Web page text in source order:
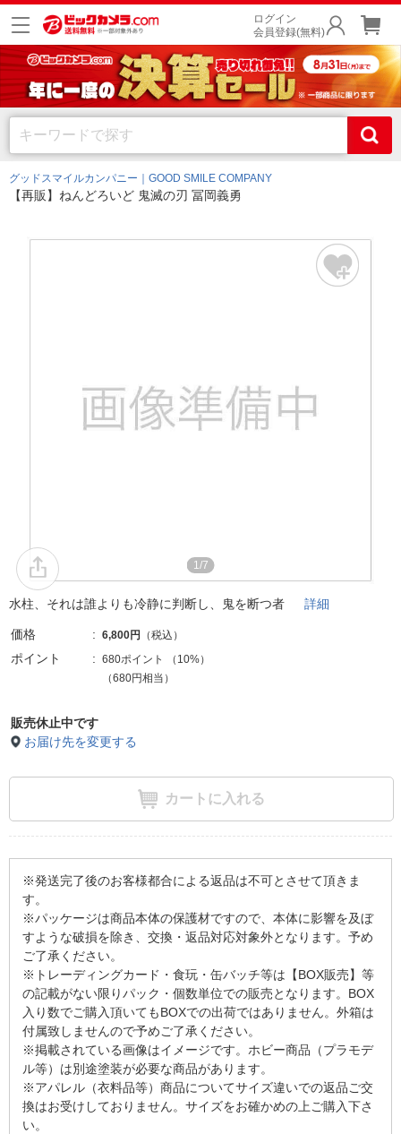
ログイン
会員登録(無料)
グッドスマイルカンパニー｜GOOD SMILE COMPANY
【再販】ねんどろいど 鬼滅の刃 冨岡義勇
1/7
水柱、それは誰よりも冷静に判断し、鬼を断つ者 詳細
価格 6,800円 （税込）
ポイント 680ポイント （ 10%）
（680円相当）
販売休止中です
お届け先を変更する
カートに入れる
※発送完了後のお客様都合による返品は不可とさせて頂きま
す。
※パッケージは商品本体の保護材ですので、本体に影響を及ぼ
すような破損を除き、交換・返品対応対象外となります。予め
ご了承ください。
※トレーディングカード・食玩・缶バッチ等は【BOX販売】等
の記載がない限りパック・個数単位での販売となります。BOX
入り数でご購入頂いてもBOXでの出荷ではありません。外箱は
付属致しませんので予めご了承ください。
※掲載されている画像はイメージです。ホビー商品（プラモデ
ル等）は別途塗装が必要な商品があります。
※アパレル（衣料品等）商品についてサイズ違いでの返品ご交
換はお受けしておりません。サイズをお確かめの上ご購入下さ
い。